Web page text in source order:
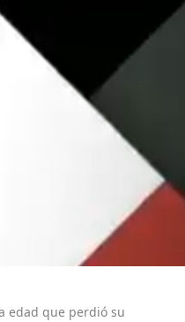
edad que perdió su